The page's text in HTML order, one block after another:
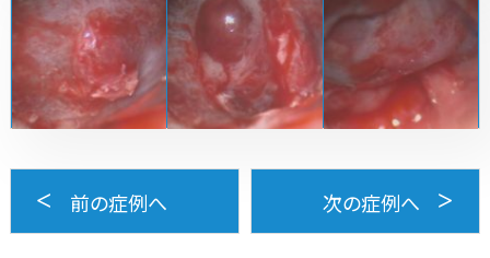
前の症例へ 次の症例へ